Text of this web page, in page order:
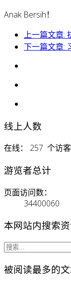
Anak Bersih！
上一篇文章:
下一篇文章:
线上人数
在线： 257 个访
游览者总计
页面访问数：
34400060
本网站内搜索
被阅读最多的